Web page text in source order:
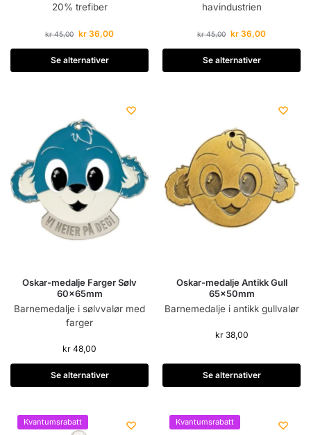
20% trefiber
kr45,00 kr 36,00
Se alternativer
havindustrien
kr45,00 kr 36,00
Se alternativer
Oskar-medalje Farger Sølv
60x65mm
Barnemedalje i sølvvalør med
farger
kr 48,00
Se alternativer
Oskar-medalje Antikk Gull
65x50mm
Barnemedalje i antikk gullvalør
kr38,00
Se alternativer
Kvantumsrabatt Kvantumsrabatt